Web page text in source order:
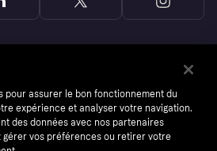
pour assurer le bon fonctionnement du
expérience et analyser votre navigation.
des données avec nos partenaires
gérer vos préférences ou retirer votre